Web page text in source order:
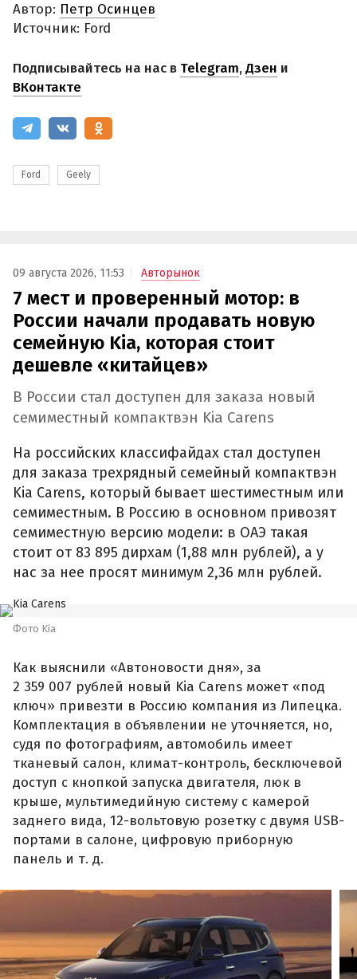
Автор: Петр Осинцев
Источник: Ford
Подписывайтесь на нас в Telegram,Дзен и
ВКонтакте
Ford Geely
09 августа 2026, 11:53 Авторынок
7 мест и проверенный мотор: в
России начали продавать новую
семейную Kia, которая стоит
дешевле «китайцев»
В России стал доступен для заказа новый
семиместный компактвэн Kia Carens
На российских классифайдах стал доступен
для заказа трехрядный семейный компактвэн
Kia Carens, который бывает шестиместным или
семиместным. В Россию в основном привозят
семиместную версию модели: в ОАЭ такая
стоит от 83 895 дирхам (1,88 млн рублей), а у
нас за нее просят минимум 2,36 млн рублей.
Фото Kia
Как выяснили «Автоновости дня», за
2 359 007 рублей новый Kia Carens может «под
ключ» привезти в Россию компания из Липецка.
Комплектация в объявлении не уточняется, но,
судя по фотографиям, автомобиль имеет
тканевый салон, климат-контроль, бесключевой
доступ с кнопкой запуска двигателя, люк в
крыше, мультимедийную систему с камерой
заднего вида, 12-вольтовую розетку с двумя USB-
портами в салоне, цифровую приборную
панель и т. д.